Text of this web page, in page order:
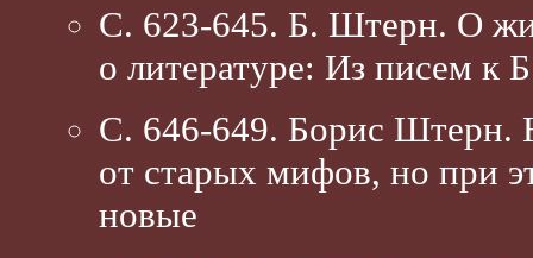
С. 623-645. Б. Штерн. О
о литературе: Из писем к
С. 646-649. Борис Штерн.
от старых мифов, но при
новые